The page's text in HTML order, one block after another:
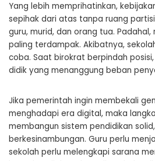
Yang lebih memprihatinkan,
sepihak dari atas tanpa ruang
guru, murid, dan orang tua.
paling terdampak. Akibatnya,
coba. Saat birokrat berpindah
didik yang menanggung beban
Jika pemerintah ingin membekali
menghadapi era digital, maka
membangun sistem pendidikan
berkesinambungan. Guru perlu
sekolah perlu melengkapi sarana